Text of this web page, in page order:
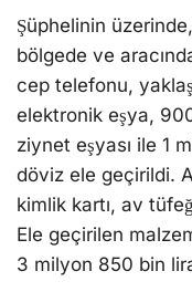
Şüphelinin
bölgede ve
cep telefonu,
elektronik eşya,
ziynet eşyası ile 1
döviz ele geçirildi.
kimlik kartı, av
Ele geçirilen
3 milyon 850 bin